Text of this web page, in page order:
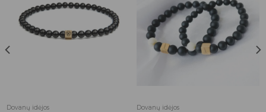
patikusios
prekės
Dovanų idėjos
patikusios
prekės
Dovanų idėjos